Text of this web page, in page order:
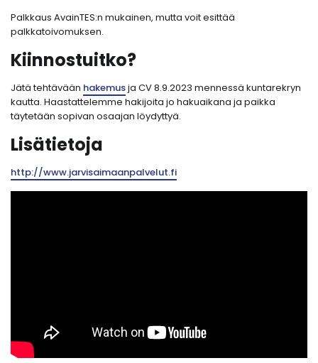
Palkkaus AvainTES:n mukainen, mutta voit esittää
palkkatoivomuksen.
Kiinnostuitko?
Jätä tehtävään hakemusja CV 8.9.2023 mennessä kuntarekryn
kautta. Haastattelemme hakijoita jo hakuaikana ja paikka
täytetään sopivan osaajan löydyttyä.
Lisätietoja
http://www.jarvisaimaanpalvelut.fi